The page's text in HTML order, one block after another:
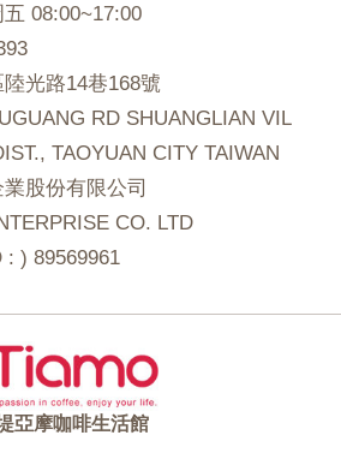
08:00~17:00
光路14巷168號
RD SHUANGLIAN VIL
TAOYUAN CITY TAIWAN
股份有限公司
CO. LTD
: ) 89569961
亞摩咖啡生活館